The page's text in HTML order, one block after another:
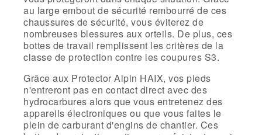
au large embout de sécurité rembourré de ces
chaussures de sécurité, vous éviterez de
nombreuses blessures aux orteils. De plus, ces
bottes de travail remplissent les critères de la
classe de protection contre les coupures S3.
Grâce aux Protector Alpin HAIX, vos pieds
n'entreront pas en contact direct avec des
hydrocarbures alors que vous entretenez des
appareils électroniques ou que vous faites le
plein de carburant d'engins de chantier. Ces